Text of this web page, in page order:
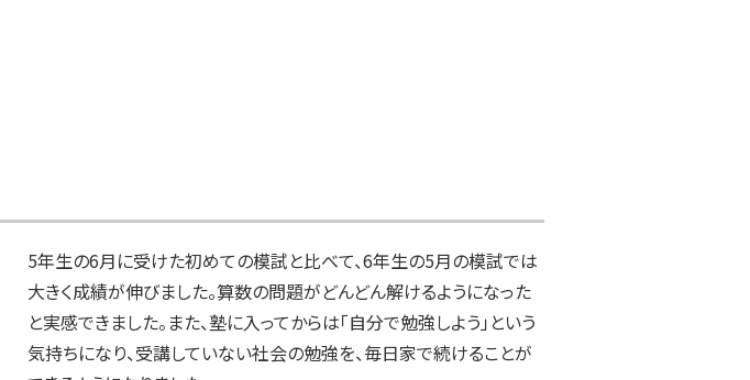
5年生の6月に受けた初めての模試と比べて、6年生の5月の模試では
大きく成績が伸びました。算数の問題がどんどん解けるようになった
と実感できました。また、塾に入ってからは「自分で勉強しよう」という
気持ちになり、受講していない社会の勉強を、毎日家で続けることが